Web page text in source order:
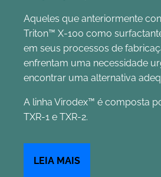
Aqueles que anteriormente
Triton™ X-100 como
em seus processos de
enfrentam uma necessidade
encontrar uma alternativa
A linha Virodex™ é composta
TXR-1 e TXR-2.
LEIA MAIS